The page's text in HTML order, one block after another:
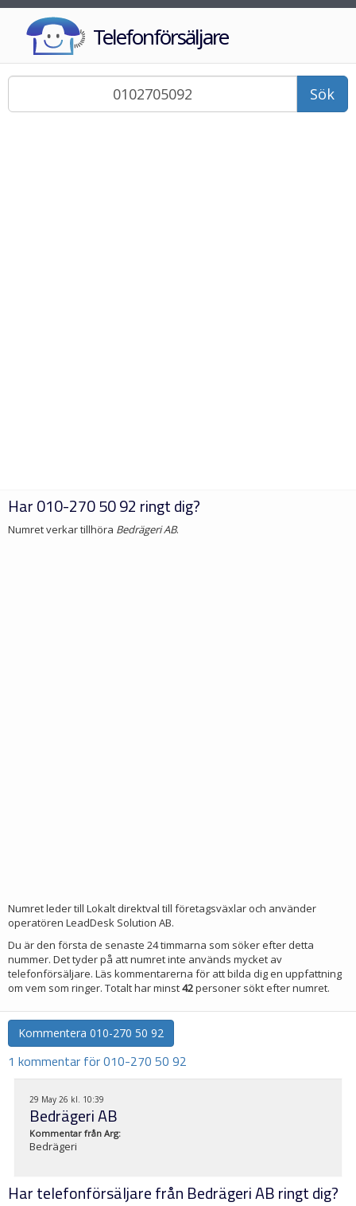
Telefonförsäljare
Sök
Har010-270 50 92 ringt dig?
Numret verkar tillhöra Bedrägeri AB.
Numret leder till Lokalt direktval till företagsväxlar och använder
operatören LeadDesk Solution AB.
Du är den första de senaste 24 timmarna som söker efter detta
nummer. Det tyder på att numret inte används mycket av
telefonförsäljare. Läs kommentarerna för att bilda dig en uppfattning
om vem som ringer. Totalt har minst42personer sökt efter numret.
Kommentera 010-270 50 92
1 kommentar för 010-270 50 92
29 May 26 kl. 10:39
Bedrägeri AB
Kommentar från Arg:
Bedrägeri
Har telefonförsäljare från Bedrägeri AB ringt dig?